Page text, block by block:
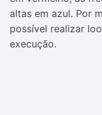
altas em azul. Por
possível realizar
execução.